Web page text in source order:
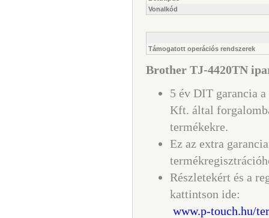
Vonalkód
Támogatott operációs rendszerek
Brother TJ-4420TN
5 év DIT garancia
Kft. által
termékekre.
Ez az extra garancia
Részletekért és a
kattintson ide:
www.p-touch.hu/